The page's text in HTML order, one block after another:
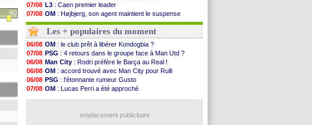
90
07/08 L3 : Caen premier leader
07/08 OM : Højbjerg, son agent maintient le suspense
07/08 OM: Gouiri évoque son avenir
07/08
Leipzig : le transfert d'Asllani tombe à l'eau
07/08 L3: 1ère utilisation du Football Video Support
07/08 OM : Benatia envoie une pique à Longoria
07/08 Villarreal: Al-Ahli veut Pape Gueye
07/08 Lyon: la dernière saison de Fonseca ?
07/08 OM : un nouveau prétendant pour Højbjerg
07/08 Brest : un gardien norvégien en approche ?
07/08 OM : McCourt a versé 120 M€ en 2026
: prison avec sursis requis contre un arbitre
Les + populaires du moment
06/08 OM : le club prêt à libérer Kondogbia ?
07/08 PSG : 4 retours dans le groupe face à Man Utd ?
06/08 Man City : Rodri préfère le Barça au Real !
06/08 OM : accord trouvé avec Man City pour Rulli
06/08 PSG : l'étonnante rumeur Gusto
07/08 OM : Lucas Perri a été approché
emplacement publicitaire